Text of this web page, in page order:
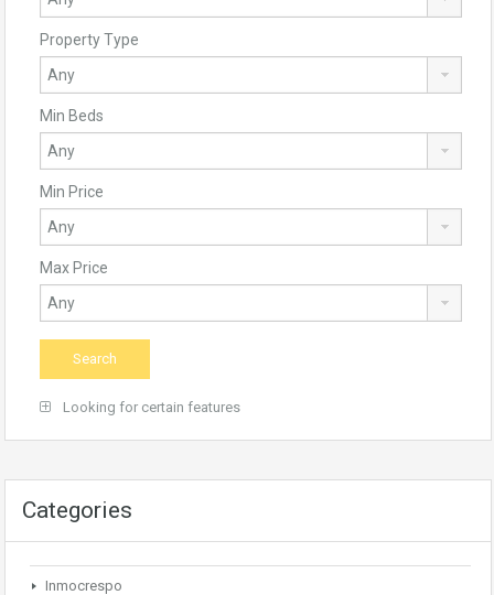
Property Type
Min Beds
Min Price
Max Price
Looking for certain features
Categories
Inmocrespo